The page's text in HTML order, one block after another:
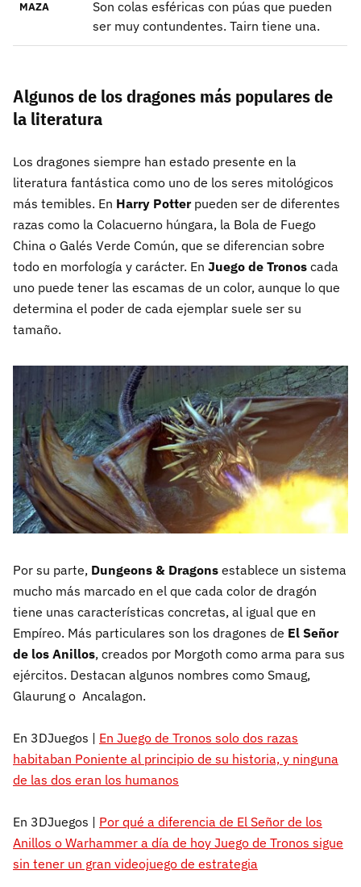
MAZA
Son colas esféricas con púas que pueden
ser muy contundentes. Tairn tiene una.
Algunos de los dragones más populares de
la literatura
Los dragones siempre han estado presente en la
literatura fantástica como uno de los seres mitológicos
más temibles. En Harry Potterpueden ser de diferentes
razas como la Colacuerno húngara, la Bola de Fuego
China o Galés Verde Común, que se diferencian sobre
todo en morfología y carácter. En Juego de Tronos cada
uno puede tener las escamas de un color, aunque lo que
determina el poder de cada ejemplar suele ser su
tamaño.
Por su parte, Dungeons & Dragons establece un sistema
mucho más marcado en el que cada color de dragón
tiene unas características concretas, al igual que en
Empíreo. Más particulares son los dragones de El Señor
de los Anillos, creados por Morgoth como arma para sus
ejércitos. Destacan algunos nombres como Smaug,
Glaurung o Ancalagon.
En 3DJuegos | En Juego de Tronos solo dos razas
habitaban Poniente al principio de su historia, y ninguna
de las dos eran los humanos
En 3DJuegos | Por qué a diferencia de El Señor de los
Anillos o Warhammer a día de hoy Juego de Tronos sigue
sin tener un gran videojuego de estrategia